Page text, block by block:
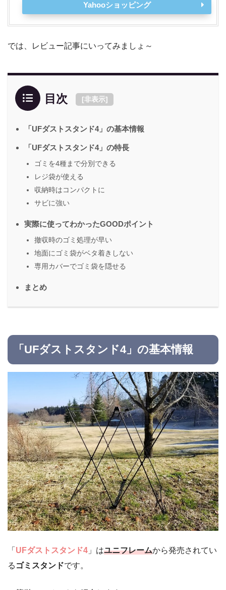
Yahooショッピング
では、レビュー記事にいってみましょ～
目次 [非表示]
「UFダストスタンド4」の基本情報
「UFダストスタンド4」の特長
ゴミを4種まで分別できる
レジ袋が使える
収納時はコンパクトに
サビに強い
実際に使ってわかったGOODポイント
撤収時のゴミ処理が早い
地面にゴミ袋がベタ着きしない
専用カバーでゴミ袋を隠せる
まとめ
「UFダストスタンド4」の基本情報
「 UFダストスタンド4 」はユニフレームから発売されてい
る ゴミスタンドです。